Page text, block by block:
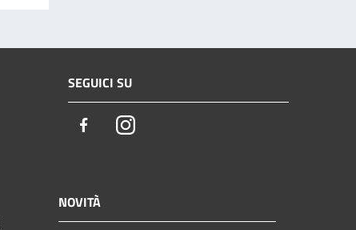
SEGUICI SU
FacebookInstagram
NOVITÀ